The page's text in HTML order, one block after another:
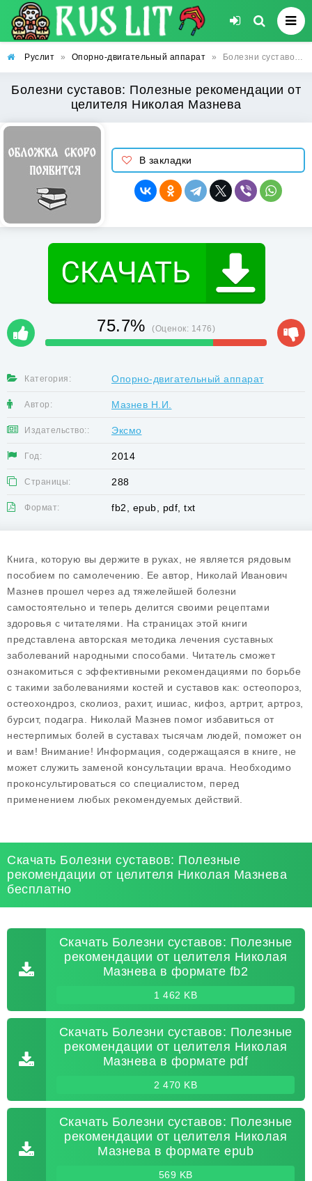
Руслит » Опорно-двигательный аппарат » Болезни суставов: Полезные рекомендации от целителя Николая Мазнева
Болезни суставов: Полезные рекомендации от
целителя Николая Мазнева
В закладки
75.7% (Оценок: 1476)
Категория: Опорно-двигательный аппарат
Автор: Мазнев Н.И.
Издательство:: Эксмо
Год: 2014
Страницы: 288
Формат: fb2, epub, pdf, txt
Книга, которую вы держите в руках, не является рядовым
пособием по самолечению. Ее автор, Николай Иванович
Мазнев прошел через ад тяжелейшей болезни
самостоятельно и теперь делится своими рецептами
здоровья с читателями. На страницах этой книги
представлена авторская методика лечения суставных
заболеваний народными способами. Читатель сможет
ознакомиться с эффективными рекомендациями по борьбе
с такими заболеваниями костей и суставов как: остеопороз,
остеохондроз, сколиоз, рахит, ишиас, кифоз, артрит, артроз,
бурсит, подагра. Николай Мазнев помог избавиться от
нестерпимых болей в суставах тысячам людей, поможет он
и вам! Внимание! Информация, содержащаяся в книге, не
может служить заменой консультации врача. Необходимо
проконсультироваться со специалистом, перед
применением любых рекомендуемых действий.
Скачать Болезни суставов: Полезные
рекомендации от целителя Николая Мазнева
бесплатно
Скачать Болезни суставов: Полезные
рекомендации от целителя Николая
Мазнева в формате fb2
1 462 KB
Скачать Болезни суставов: Полезные
рекомендации от целителя Николая
Мазнева в формате pdf
2 470 KB
Скачать Болезни суставов: Полезные
рекомендации от целителя Николая
Мазнева в формате epub
569 KB